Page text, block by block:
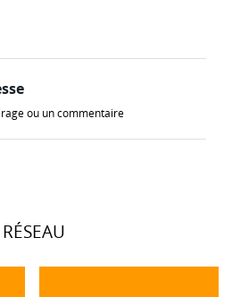
ou un commentaire